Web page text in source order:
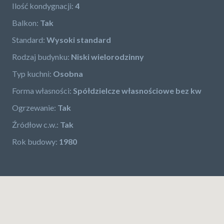
Ilość kondygnacji: 4
Balkon: Tak
Standard: Wysoki standard
Rodzaj budynku: Niski wielorodzinny
Typ kuchni: Osobna
Forma własności: Spółdzielcze własnościowe bez kw
Ogrzewanie: Tak
Źródłow c.w.: Tak
Rok budowy: 1980